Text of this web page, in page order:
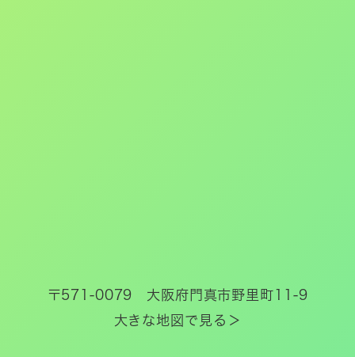
〒571-0079 大阪府門真市野里町11-9
大きな地図で見る＞